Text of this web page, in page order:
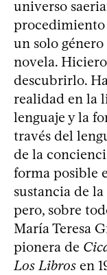
universo
procedimiento
un solo
novela.
descubrirlo.
realidad en la
lenguaje y la
través del
de la
forma posible
sustancia de
pero, sobre
María Teresa
pionera de
Los Libros en